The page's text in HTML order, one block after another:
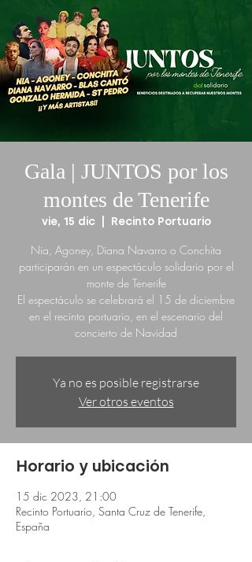
Gala | JUNTOS por los
montes de Tenerife
vie, 15 dic
  |
Recinto Portuario
Nia, Agoney, Diana Navarro o Conchita
participarán en un espectáculo solidario por el
monte de Tenerife
El espectáculo se celebrará el 15 de diciembre
en el recinto portuario, en el escenario del
Ya no es posible registrarse
Ver otros eventos
Horario y ubicación
15 dic 2023, 21:00
Recinto Portuario, Santa Cruz de Tenerife,
España